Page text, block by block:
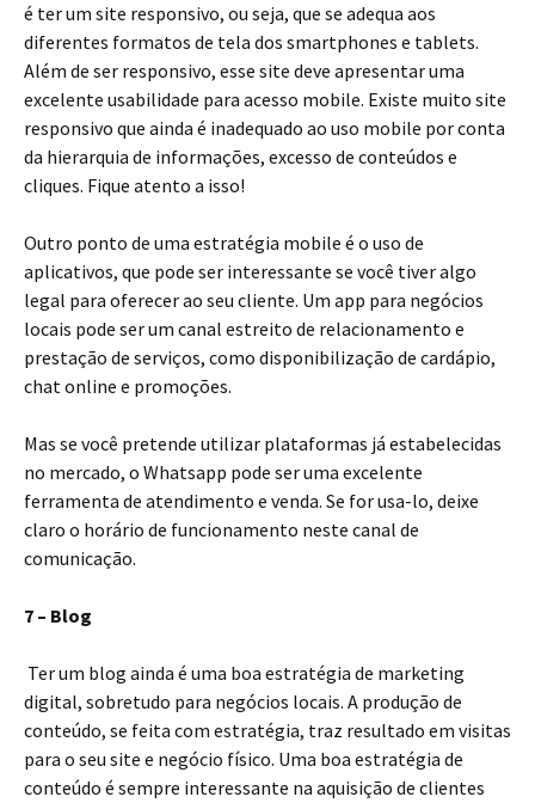
é ter um site responsivo, ou seja, que se adequa aos
diferentes formatos de tela dos smartphones e tablets.
Além de ser responsivo, esse site deve apresentar uma
excelente usabilidade para acesso mobile. Existe muito site
responsivo que ainda é inadequado ao uso mobile por conta
da hierarquia de informações, excesso de conteúdos e
cliques. Fique atento a isso!
Outro ponto de uma estratégia mobile é o uso de
aplicativos, que pode ser interessante se você tiver algo
legal para oferecer ao seu cliente. Um app para negócios
locais pode ser um canal estreito de relacionamento e
prestação de serviços, como disponibilização de cardápio,
chat online e promoções.
Mas se você pretende utilizar plataformas já estabelecidas
no mercado, o Whatsapp pode ser uma excelente
ferramenta de atendimento e venda. Se for usa-lo, deixe
claro o horário de funcionamento neste canal de
comunicação.
7 – Blog
Ter um blog ainda é uma boa estratégia de marketing
digital, sobretudo para negócios locais. A produção de
conteúdo, se feita com estratégia, traz resultado em visitas
para o seu site e negócio físico. Uma boa estratégia de
conteúdo é sempre interessante na aquisição de clientes